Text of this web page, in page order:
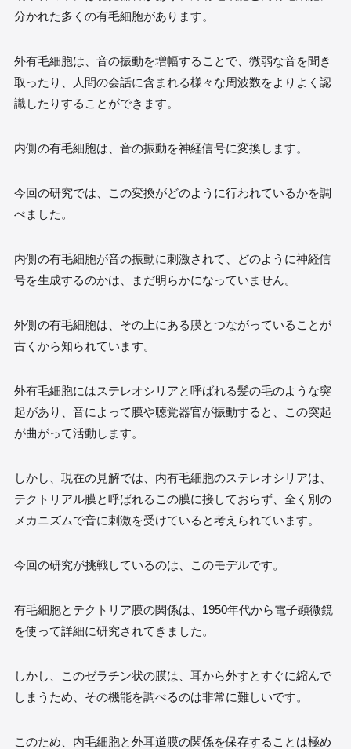
分かれた多くの有毛細胞があります。
外有毛細胞は、音の振動を増幅することで、微弱な音を聞き
取ったり、人間の会話に含まれる様々な周波数をよりよく認
識したりすることができます。
内側の有毛細胞は、音の振動を神経信号に変換します。
今回の研究では、この変換がどのように行われているかを調
べました。
内側の有毛細胞が音の振動に刺激されて、どのように神経信
号を生成するのかは、まだ明らかになっていません。
外側の有毛細胞は、その上にある膜とつながっていることが
古くから知られています。
外有毛細胞にはステレオシリアと呼ばれる髪の毛のような突
起があり、音によって膜や聴覚器官が振動すると、この突起
が曲がって活動します。
しかし、現在の見解では、内有毛細胞のステレオシリアは、
テクトリアル膜と呼ばれるこの膜に接しておらず、全く別の
メカニズムで音に刺激を受けていると考えられています。
今回の研究が挑戦しているのは、このモデルです。
有毛細胞とテクトリア膜の関係は、1950年代から電子顕微鏡
を使って詳細に研究されてきました。
しかし、このゼラチン状の膜は、耳から外すとすぐに縮んで
しまうため、その機能を調べるのは非常に難しいです。
このため、内毛細胞と外耳道膜の関係を保存することは極め